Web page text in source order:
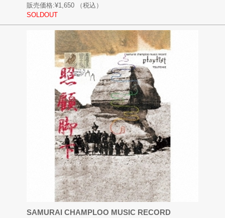
販売価格:¥1,650
（税込）
SOLDOUT
SAMURAI CHAMPLOO MUSIC RECORD